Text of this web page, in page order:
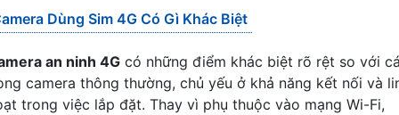
Dùng Sim 4G Có Gì Khác Biệt
an ninh 4G có những điểm khác biệt rõ rệt so với
camera thông thường, chủ yếu ở khả năng kết nối và
trong việc lắp đặt. Thay vì phụ thuộc vào mạng Wi-Fi,